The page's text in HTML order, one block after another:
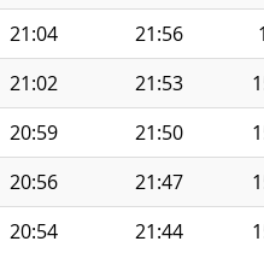
21:04 21:56
21:02 21:53
20:59 21:50
20:56 21:47
20:54 21:44